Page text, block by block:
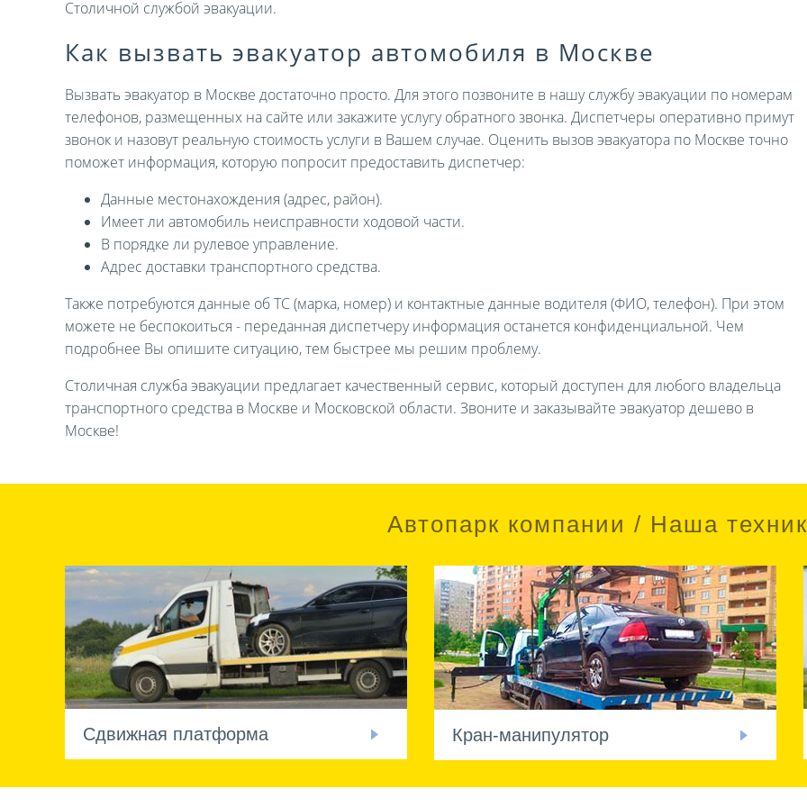
Столичной службой эвакуации.
Как вызвать эвакуатор автомобиля в Москве
Вызвать эвакуатор в Москве достаточно просто. Для этого позвоните в нашу службу эвакуации по номерам
телефонов, размещенных на сайте или закажите услугу обратного звонка. Диспетчеры оперативно примут
звонок и назовут реальную стоимость услуги в Вашем случае. Оценить вызов эвакуатора по Москве точно
поможет информация, которую попросит предоставить диспетчер:
Данные местонахождения (адрес, район).
Имеет ли автомобиль неисправности ходовой части.
В порядке ли рулевое управление.
Адрес доставки транспортного средства.
Также потребуются данные об ТС (марка, номер) и контактные данные водителя (ФИО, телефон). При этом
можете не беспокоиться - переданная диспетчеру информация останется конфиденциальной. Чем
подробнее Вы опишите ситуацию, тем быстрее мы решим проблему.
Столичная служба эвакуации предлагает качественный сервис, который доступен для любого владельца
транспортного средства в Москве и Московской области. Звоните и заказывайте эвакуатор дешево в
Москве!
Автопарк компании / Наша
Сдвижная платформа Кран-манипулятор